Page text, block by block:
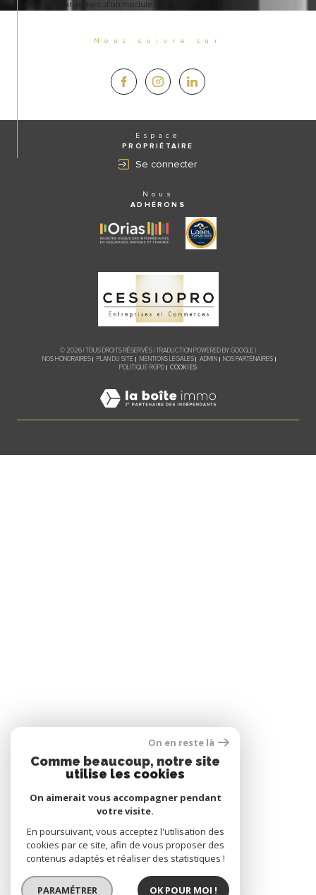
2 -> Erreur de chargement d'un module /.tpl
Nous suivre sur
Espace
PROPRIÉTAIRE
Se connecter
Nous
ADHÉRONS
© 2026 | TOUS DROITS RÉSERVÉS | TRADUCTION POWERED BY GOOGLE |
NOS HONORAIRES
PLAN DU SITE MENTIONS LÉGALES ADMIN
NOS PARTENAIRES
POLITIQUE RGPD
COOKIES
On en reste là
Comme beaucoup, notre site
utilise les cookies
On aimerait vous accompagner pendant
votre visite.
En poursuivant, vous acceptez l'utilisation des
cookies par ce site, afin de vous proposer des
contenus adaptés et réaliser des statistiques !
PARAMÉTRER OK POUR MOI !